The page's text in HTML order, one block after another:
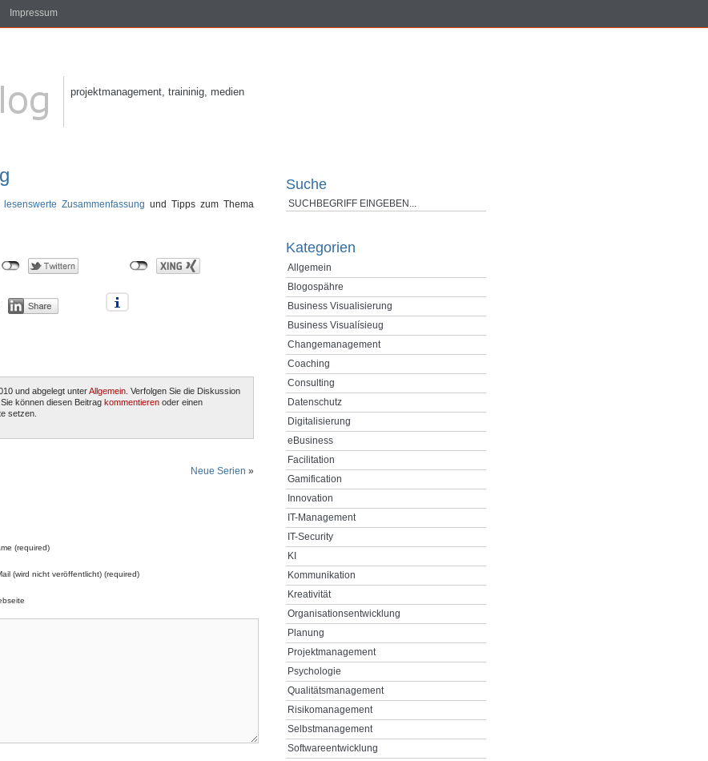
Impressum
projektmanagement, traininig, medien
lesenswerte Zusammenfassung und Tipps zum Thema
und abgelegt unterAllgemein . Verfolgen Sie die Diskussion
können diesen Beitrag kommentieren oder einen
setzen.
Neue Serien »
(required)
(wird nicht veröffentlicht) (required)
Suche
Kategorien
Allgemein
Blogospähre
Business Visualisierung
Business Visualísieug
Changemanagement
Coaching
Consulting
Datenschutz
Digitalisierung
eBusiness
Facilitation
Gamification
Innovation
IT-Management
IT-Security
KI
Kommunikation
Kreativität
Organisationsentwicklung
Planung
Projektmanagement
Psychologie
Qualitätsmanagement
Risikomanagement
Selbstmanagement
Softwareentwicklung